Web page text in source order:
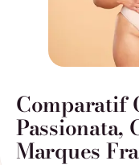
Comparatif
Passionata,
Marques